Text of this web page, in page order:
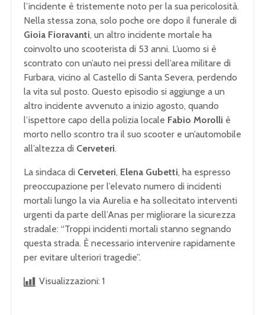
l’incidente è tristemente noto per la sua pericolosità.
Nella stessa zona, solo poche ore dopo il funerale di
Gioia Fioravanti, un altro incidente mortale ha
coinvolto uno scooterista di 53 anni. L’uomo si è
scontrato con un’auto nei pressi dell’area militare di
Furbara, vicino al Castello di Santa Severa, perdendo
la vita sul posto. Questo episodio si aggiunge a un
altro incidente avvenuto a inizio agosto, quando
l’ispettore capo della polizia locale Fabio Morolli è
morto nello scontro tra il suo scooter e un’automobile
all’altezza di Cerveteri.
La sindaca di Cerveteri, Elena Gubetti, ha espresso
preoccupazione per l’elevato numero di incidenti
mortali lungo la via Aurelia e ha sollecitato interventi
urgenti da parte dell’Anas per migliorare la sicurezza
stradale: “Troppi incidenti mortali stanno segnando
questa strada. È necessario intervenire rapidamente
per evitare ulteriori tragedie”.
Visualizzazioni: 1